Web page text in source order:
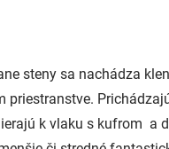
steny sa nachádza
priestranstve.
k vlaku s kufrom a